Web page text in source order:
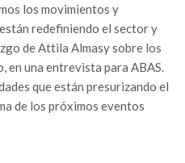
los movimientos y
redefiniendo el sector y
de Attila Almasy sobre los
en una entrevista para ABAS.
que están presurizando el
de los próximos eventos